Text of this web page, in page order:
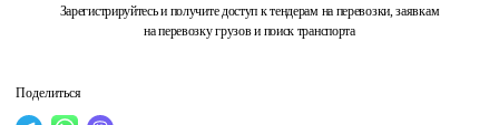
Зарегистрируйтесь и получите доступ к тендерам на перевозки, заявкам
на перевозку грузов и поиск транспорта
Поделиться